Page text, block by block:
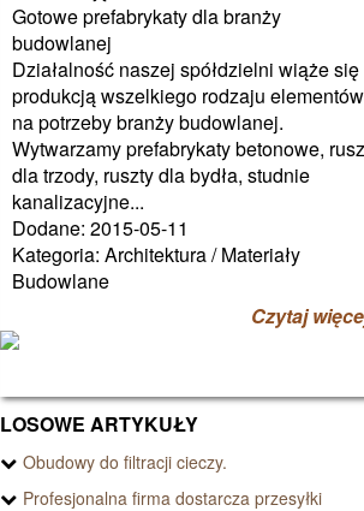
Gotowe prefabrykaty dla branży
budowlanej
Działalność naszej spółdzielni wiąże się
produkcją wszelkiego rodzaju elementów
na potrzeby branży budowlanej.
Wytwarzamy prefabrykaty betonowe,
dla trzody, ruszty dla bydła, studnie
kanalizacyjne...
Dodane: 2015-05-11
Kategoria: Architektura / Materiały
Budowlane
Czytaj
LOSOWE ARTYKUŁY
Obudowy do filtracji cieczy.
Profesjonalna firma dostarcza przesyłki